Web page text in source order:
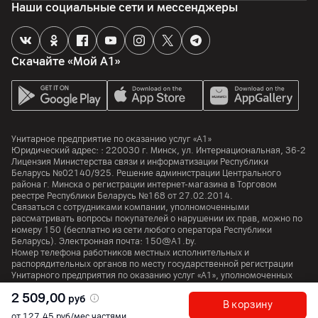
2 509,00 руб В корзину
да
Процессор
Samsung Exynos 1380
Количество ядер
Частота процессора
2400МГц
Аккумулятор
Тип аккумулятора
Li-ion
Емкость аккумулятора
5050мАч
Поддержка технологии быстрой зарядки
Скачайте «Мой А1»
Наши социальные сети и мессенджеры
Унитарное предприятие по оказанию услуг «А1»
Юридический адрес: : 220030 г. Минск, ул. Интернациональная, 36-2
Лицензия Министерства связи и информатизации Республики
Беларусь №02140/925. Решение администрации Центрального
района г. Минска о регистрации интернет-магазина в Торговом
реестре Республики Беларусь №168 от 27.02.2014.
Связаться с сотрудниками компании, уполномоченными
рассматривать вопросы покупателей о нарушении их прав, можно по
номеру 150 (бесплатно из сети любого оператора Республики
Беларусь). Электронная почта: 150@A1.by.
Номер телефона работников местных исполнительных и
распорядительных органов по месту государственной регистрации
Унитарного предприятия по оказанию услуг «А1», уполномоченных